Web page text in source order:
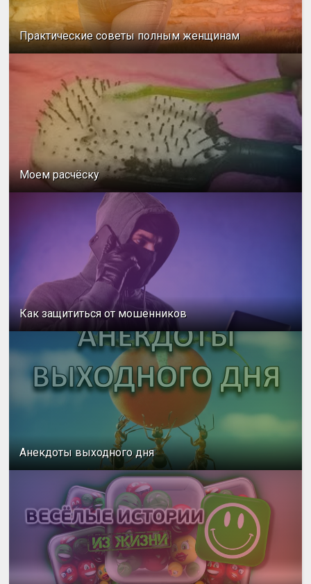
Практические советы полным женщинам
Моем расчёску
Как защититься от мошенников
Анекдоты выходного дня